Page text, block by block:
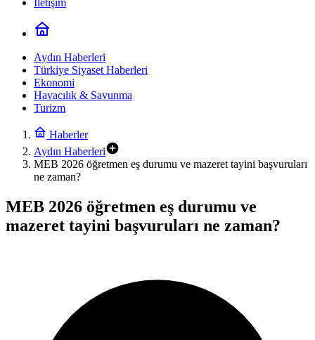
İletişim
Aydın Haberleri
Türkiye Siyaset Haberleri
Ekonomi
Havacılık & Savunma
Turizm
Haberler
Aydın Haberleri
MEB 2026 öğretmen eş durumu ve mazeret tayini başvuruları
ne zaman?
MEB 2026 öğretmen eş durumu ve
mazeret tayini başvuruları ne zaman?